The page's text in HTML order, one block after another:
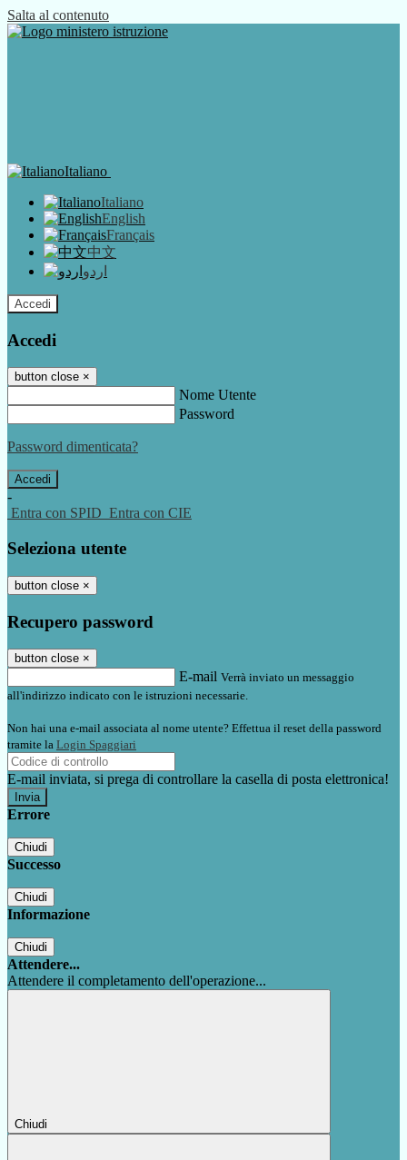
Salta al contenuto
Italiano
Italiano
English
Français
中文
اردو
Accedi
Accedi
button close ×
Nome Utente
Password
Password dimenticata?
-
Entra con SPID Entra con CIE
Seleziona utente
button close ×
Recupero password
button close ×
E-mail Verrà inviato un messaggio
all'indirizzo indicato con le istruzioni necessarie.
Non hai una e-mail associata al nome utente? Effettua il reset della password
tramite la Login Spaggiari
E-mail inviata, si prega di controllare la casella di posta elettronica!
Errore
Chiudi
Successo
Chiudi
Informazione
Chiudi
Attendere...
Attendere il completamento dell'operazione...
Chiudi